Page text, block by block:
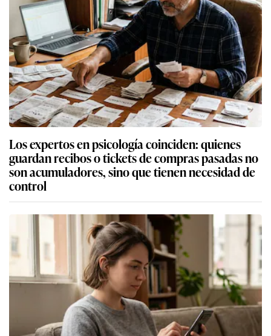
Los expertos en psicología coinciden: quienes
guardan recibos o tickets de compras pasadas no
son acumuladores, sino que tienen necesidad de
control